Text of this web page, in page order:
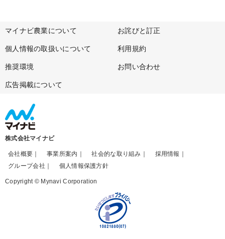
マイナビ農業について お詫びと訂正
個人情報の取扱いについて 利用規約
推奨環境 お問い合わせ
広告掲載について
株式会社マイナビ
会社概要 事業所案内 社会的な取り組み
採用情報
グループ会社
個人情報保護方針
Copyright © Mynavi Corporation